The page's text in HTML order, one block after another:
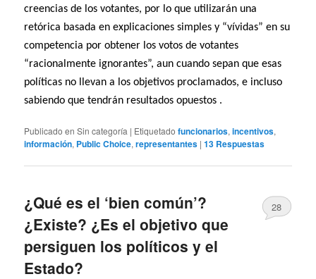
creencias de los votantes, por lo que utilizarán una
retórica basada en explicaciones simples y “vívidas” en su
competencia por obtener los votos de votantes
“racionalmente ignorantes”, aun cuando sepan que esas
políticas no llevan a los objetivos proclamados, e incluso
sabiendo que tendrán resultados opuestos .
Publicado en Sin categoría | Etiquetado funcionarios,incentivos,
información, Public Choice,representantes |13 Respuestas
¿Qué es el ‘bien común’?
¿Existe? ¿Es el objetivo que
persiguen los políticos y el
Estado?
28